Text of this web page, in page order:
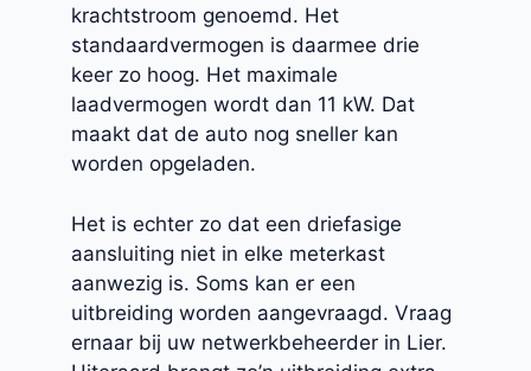
krachtstroom genoemd. Het
standaardvermogen is daarmee drie
keer zo hoog. Het maximale
laadvermogen wordt dan 11 kW. Dat
maakt dat de auto nog sneller kan
worden opgeladen.
Het is echter zo dat een driefasige
aansluiting niet in elke meterkast
aanwezig is. Soms kan er een
uitbreiding worden aangevraagd. Vraag
ernaar bij uw netwerkbeheerder in Lier.